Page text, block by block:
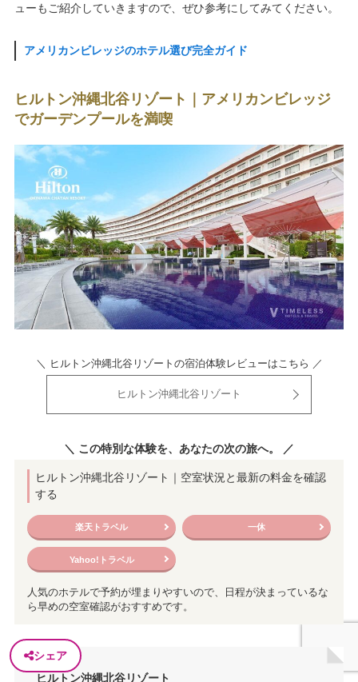
ューもご紹介していきますので、ぜひ参考にしてみてください。
アメリカンビレッジのホテル選び完全ガイド
ヒルトン沖縄北谷リゾート｜アメリカンビレッジ
でガーデンプールを満喫
＼ ヒルトン沖縄北谷リゾートの宿泊体験レビューはこちら ／
ヒルトン沖縄北谷リゾート
＼ この特別な体験を、あなたの次の旅へ。 ／
ヒルトン沖縄北谷リゾート｜空室状況と最新の料金を確認
する
楽天トラベル 一休
Yahoo!トラベル
人気のホテルで予約が埋まりやすいので、日程が決まっているな
ら早めの空室確認がおすすめです。
ヒルトン沖縄北谷リゾート
シェア